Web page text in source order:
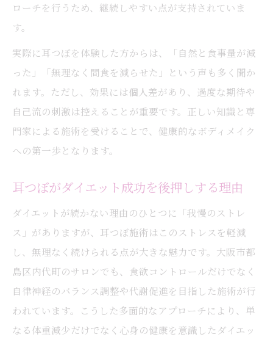
ローチを行うため、継続しやすい点が支持されていま
す。
実際に耳つぼを体験した方からは、「自然と食事量が減
った」「無理なく間食を減らせた」という声も多く聞か
れます。ただし、効果には個人差があり、過度な期待や
自己流の刺激は控えることが重要です。正しい知識と専
門家による施術を受けることで、健康的なボディメイク
への第一歩となります。
耳つぼがダイエット成功を後押しする理由
ダイエットが続かない理由のひとつに「我慢のストレ
ス」がありますが、耳つぼ施術はこのストレスを軽減
し、無理なく続けられる点が大きな魅力です。大阪市都
島区内代町のサロンでも、食欲コントロールだけでなく
自律神経のバランス調整や代謝促進を目指した施術が行
われています。こうした多面的なアプローチにより、単
なる体重減少だけでなく心身の健康を意識したダイエッ